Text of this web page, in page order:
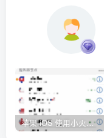
苹果 iOS 使用小火箭(shadowrocket)新手教程